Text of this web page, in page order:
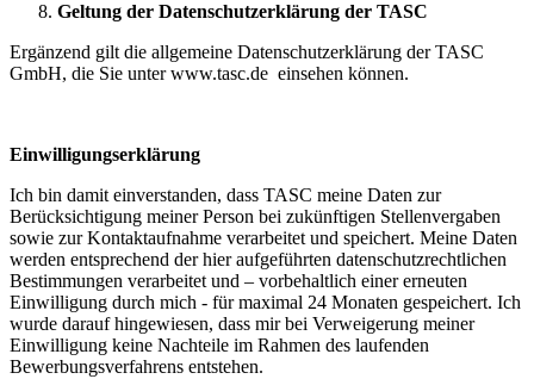
Geltung der Datenschutzerklärung der TASC
Ergänzend gilt die allgemeine Datenschutzerklärung der TASC
GmbH, die Sie unter www.tasc.de einsehen können.
Einwilligungserklärung
Ich bin damit einverstanden, dass TASC meine Daten zur
Berücksichtigung meiner Person bei zukünftigen Stellenvergaben
sowie zur Kontaktaufnahme verarbeitet und speichert. Meine Daten
werden entsprechend der hier aufgeführten datenschutzrechtlichen
Bestimmungen verarbeitet und – vorbehaltlich einer erneuten
Einwilligung durch mich - für maximal 24 Monaten gespeichert. Ich
wurde darauf hingewiesen, dass mir bei Verweigerung meiner
Einwilligung keine Nachteile im Rahmen des laufenden
Bewerbungsverfahrens entstehen.